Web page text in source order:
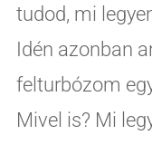
tudod, mi
Idén azonban
felturbózom
Mivel is? Mi